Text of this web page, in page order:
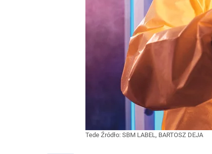
Tede Źródło: SBM LABEL, BARTOSZ DEJA